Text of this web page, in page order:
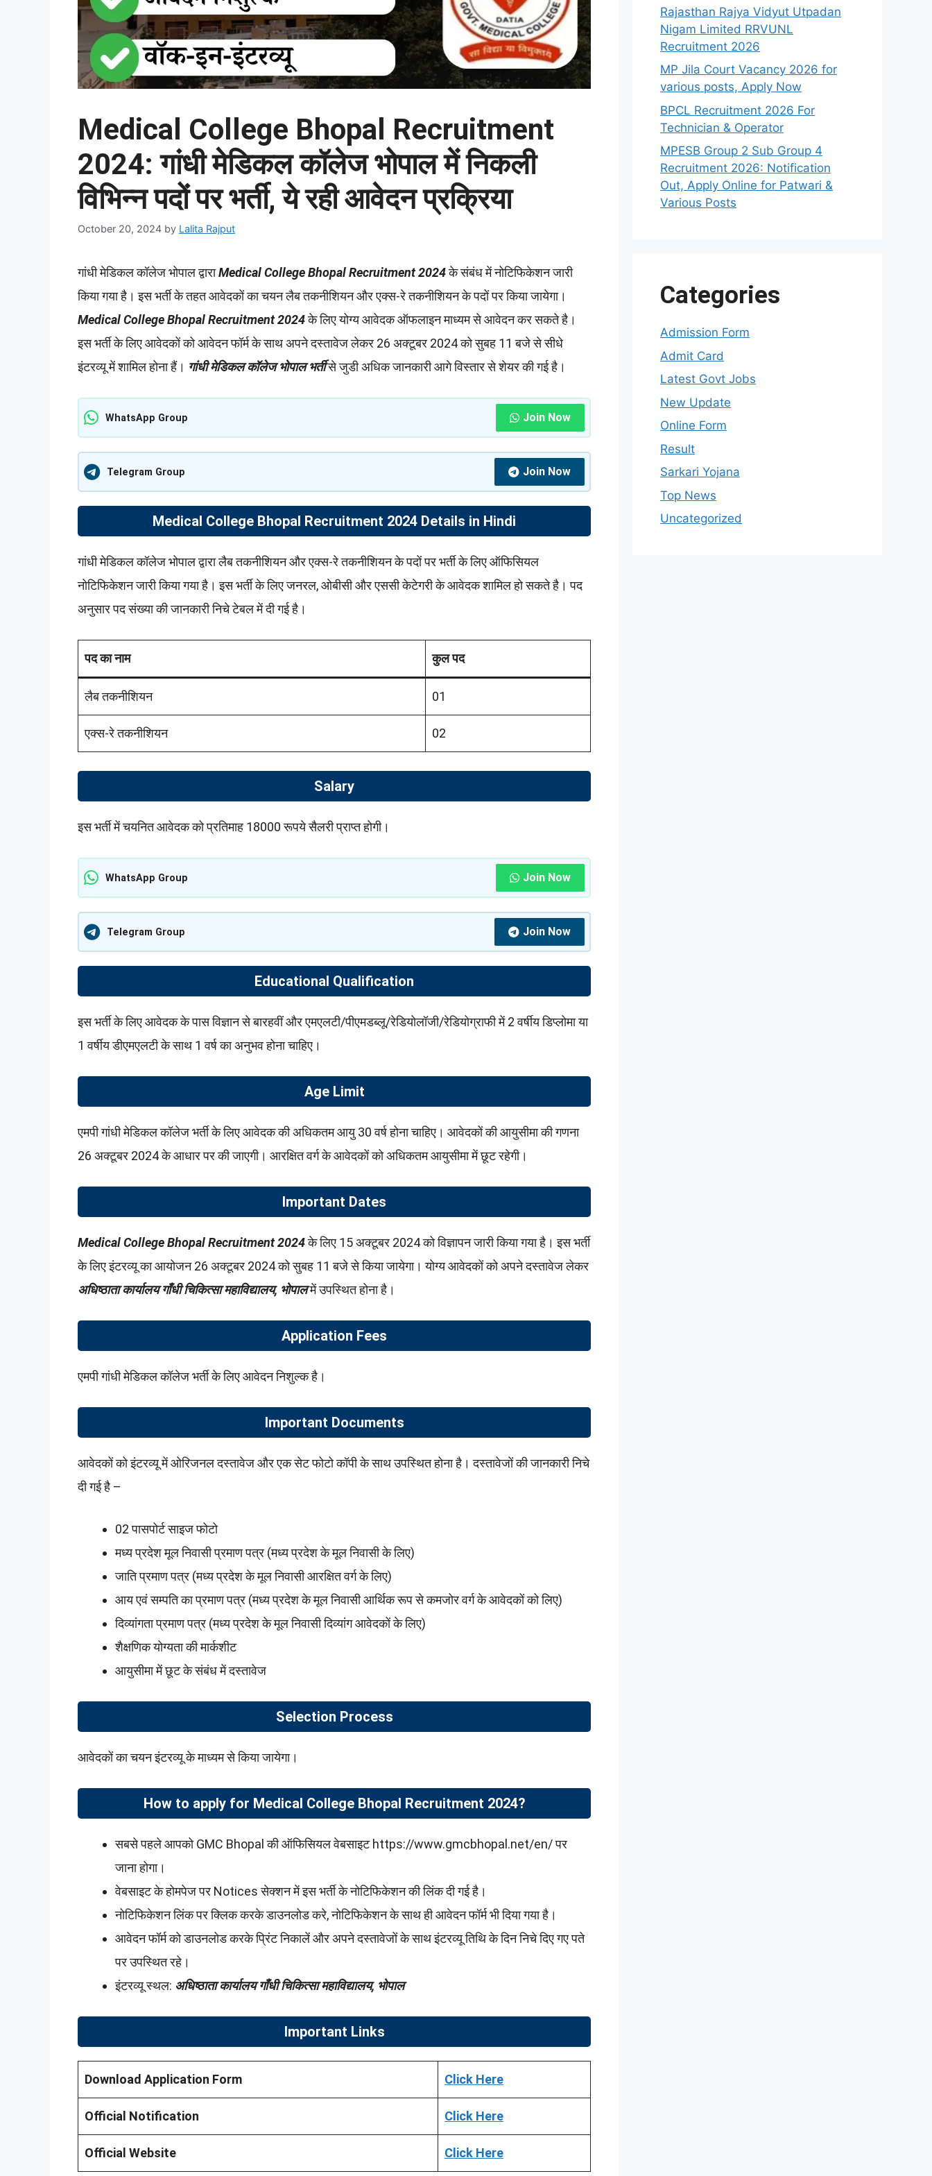
Medical College Bhopal Recruitment
2024: गांधी मेडिकल कॉलेज भोपाल में निकली
विभिन्न पदों पर भर्ती, ये रही आवेदन प्रक्रिया
October 20, 2024 by Lalita Rajput
गांधी मेडिकल कॉलेज भोपाल द्वाराMedical College Bhopal Recruitment 2024के संबंध में नोटिफिकेशन जारी
किया गया है। इस भर्ती के तहत आवेदकों का चयन लैब तकनीशियन और एक्स-रे तकनीशियन के पदों पर किया जायेगा।
Medical College Bhopal Recruitment 2024के लिए योग्य आवेदक ऑफलाइन माध्यम से आवेदन कर सकते है।
इस भर्ती के लिए आवेदकों को आवेदन फॉर्म के साथ अपने दस्तावेज लेकर 26 अक्टूबर 2024 को सुबह 11 बजे से सीधे
इंटरव्यू में शामिल होना हैं। गांधी मेडिकल कॉलेज भोपाल भर्तीसे जुडी अधिक जानकारी आगे विस्तार से शेयर की गई है।
WhatsApp Group Join Now
Telegram Group Join Now
Medical College Bhopal Recruitment 2024 Details in Hindi
गांधी मेडिकल कॉलेज भोपाल द्वारा लैब तकनीशियन और एक्स-रे तकनीशियन के पदों पर भर्ती के लिए ऑफिसियल
नोटिफिकेशन जारी किया गया है। इस भर्ती के लिए जनरल, ओबीसी और एससी केटेगरी के आवेदक शामिल हो सकते है। पद
अनुसार पद संख्या की जानकारी निचे टेबल में दी गई है।
पद का नाम कुल पद
लैब तकनीशियन 01
एक्स-रे तकनीशियन 02
Salary
इस भर्ती में चयनित आवेदक को प्रतिमाह 18000 रूपये सैलरी प्राप्त होगी।
WhatsApp Group Join Now
Telegram Group Join Now
Educational Qualification
इस भर्ती के लिए आवेदक के पास विज्ञान से बारहवीं और एमएलटी/पीएमडब्लू/रेडियोलॉजी/रेडियोग्राफी में 2 वर्षीय डिप्लोमा या
1 वर्षीय डीएमएलटी के साथ 1 वर्ष का अनुभव होना चाहिए।
Age Limit
एमपी गांधी मेडिकल कॉलेज भर्ती के लिए आवेदक की अधिकतम आयु 30 वर्ष होना चाहिए। आवेदकों की आयुसीमा की गणना
26 अक्टूबर 2024 के आधार पर की जाएगी। आरक्षित वर्ग के आवेदकों को अधिकतम आयुसीमा में छूट रहेगी।
Important Dates
Medical College Bhopal Recruitment 2024के लिए 15 अक्टूबर 2024 को विज्ञापन जारी किया गया है। इस भर्ती
के लिए इंटरव्यू का आयोजन 26 अक्टूबर 2024 को सुबह 11 बजे से किया जायेगा। योग्य आवेदकों को अपने दस्तावेज लेकर
अधिष्ठाता कार्यालय गाँधी चिकित्सा महाविद्यालय, भोपालमें उपस्थित होना है।
Application Fees
एमपी गांधी मेडिकल कॉलेज भर्ती के लिए आवेदन निशुल्क है।
Important Documents
आवेदकों को इंटरव्यू में ओरिजनल दस्तावेज और एक सेट फोटो कॉपी के साथ उपस्थित होना है। दस्तावेजों की जानकारी निचे
दी गई है –
02 पासपोर्ट साइज फोटो
मध्य प्रदेश मूल निवासी प्रमाण पत्र (मध्य प्रदेश के मूल निवासी के लिए)
जाति प्रमाण पत्र (मध्य प्रदेश के मूल निवासी आरक्षित वर्ग के लिए)
आय एवं सम्पति का प्रमाण पत्र (मध्य प्रदेश के मूल निवासी आर्थिक रूप से कमजोर वर्ग के आवेदकों को लिए)
दिव्यांगता प्रमाण पत्र (मध्य प्रदेश के मूल निवासी दिव्यांग आवेदकों के लिए)
शैक्षणिक योग्यता की मार्कशीट
आयुसीमा में छूट के संबंध में दस्तावेज
Selection Process
आवेदकों का चयन इंटरव्यू के माध्यम से किया जायेगा।
How to apply for Medical College Bhopal Recruitment 2024?
सबसे पहले आपको GMC Bhopal की ऑफिसियल वेबसाइट https://www.gmcbhopal.net/en/ पर
जाना होगा।
वेबसाइट के होमपेज पर Notices सेक्शन में इस भर्ती के नोटिफिकेशन की लिंक दी गई है।
नोटिफिकेशन लिंक पर क्लिक करके डाउनलोड करे, नोटिफिकेशन के साथ ही आवेदन फॉर्म भी दिया गया है।
आवेदन फॉर्म को डाउनलोड करके प्रिंट निकालें और अपने दस्तावेजों के साथ इंटरव्यू तिथि के दिन निचे दिए गए पते
पर उपस्थित रहे।
इंटरव्यू स्थल: अधिष्ठाता कार्यालय गाँधी चिकित्सा महाविद्यालय, भोपाल
Important Links
Download Application Form Click Here
Official Notification Click Here
Official Website Click Here
Rajasthan Rajya Vidyut Utpadan
Nigam Limited RRVUNL
Recruitment 2026
MP Jila Court Vacancy 2026 for
various posts, Apply Now
BPCL Recruitment 2026 For
Technician & Operator
MPESB Group 2 Sub Group 4
Recruitment 2026: Notification
Out, Apply Online for Patwari &
Various Posts
Categories
Admission Form
Admit Card
Latest Govt Jobs
New Update
Online Form
Result
Sarkari Yojana
Top News
Uncategorized